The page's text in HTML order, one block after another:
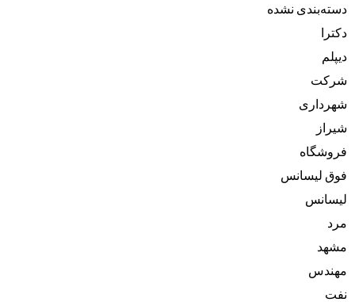
دسته‌بندی نشده
دکترا
دیپلم
شرکت
شهرداری
شیراز
فروشگاه
فوق لیسانس
لیسانس
مرد
مشهد
مهندس
نفت